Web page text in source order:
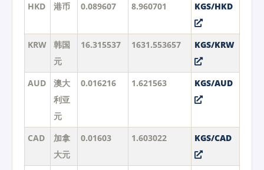
HKD 港币 0.089607 8.960701 KGS/HKD
KRW
韩国
元
16.315537 1631.553657 KGS/KRW
AUD
澳大
利亚
元
0.016216 1.621563 KGS/AUD
CAD
加拿
大元
0.01603 1.603022 KGS/CAD